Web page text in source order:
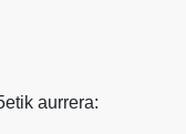
aurrera: